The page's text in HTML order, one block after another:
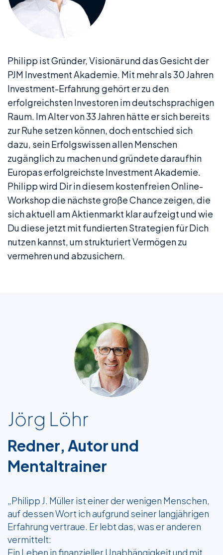
Philipp ist Gründer, Visionär und das Gesicht der
PJM Investment Akademie. Mit mehr als 30 Jahren
Investment-Erfahrung gehört er zu den
erfolgreichsten Investoren im deutschsprachigen
Raum. Im Alter von 33 Jahren hätte er sich bereits
zur Ruhe setzen können, doch entschied sich
dazu, sein Erfolgswissen allen Menschen
zugänglich zu machen und gründete daraufhin
Europas erfolgreichste Investment Akademie.
Philipp wird Dir in diesem kostenfreien Online-
Workshop die nächste große Chance zeigen, die
sich aktuell am Aktienmarkt klar aufzeigt und wie
Du diese jetzt mit fundierten Strategien für Dich
nutzen kannst, um strukturiert Vermögen zu
vermehren und abzusichern.
Dr. Esther Ochoa
Expertin für Change
Management
„Der Akademie gelingt es auf einer
hervorragenden Art und Weise, sehr inspirierend
über die Möglichkeiten von Geld, Finanzen und
Börse zu sprechen, fundiertes Wissen zu
vermitteln und die Mitglieder auf eine unglaublich